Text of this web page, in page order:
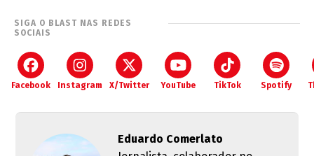
SIGA O BLAST NAS REDES
SOCIAIS
Facebook Instagram X/Twitter YouTube TikTok Spotify
Eduardo Comerlato